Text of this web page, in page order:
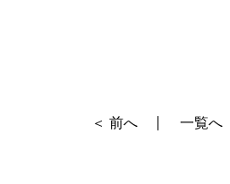
＜ 前へ 一覧へ